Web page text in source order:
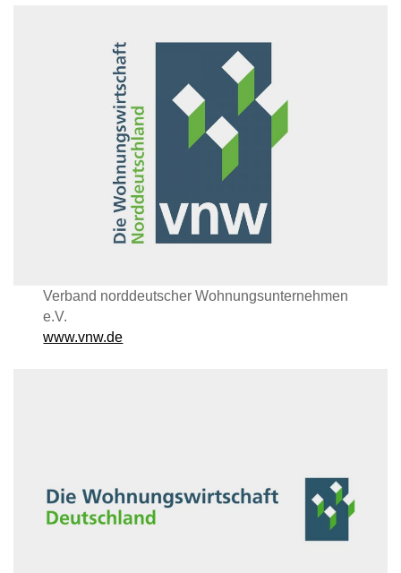
Verband norddeutscher Wohnungsunternehmen
e.V.
www.vnw.de